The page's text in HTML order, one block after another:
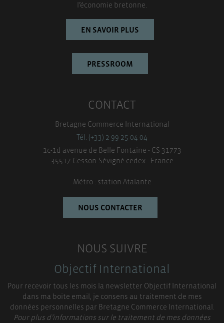
l’économie bretonne.
EN SAVOIR PLUS
PRESSROOM
CONTACT
Bretagne Commerce International
Tél. (+33) 2 99 25 04 04
1c-1d avenue de Belle Fontaine - CS 31773
35517 Cesson-Sévigné cedex - France
Métro : station Atalante
NOUS CONTACTER
NOUS SUIVRE
Objectif International
Pour recevoir tous les mois la newsletter Objectif International
dans ma boite email, je consens au traitement de mes
données personnelles par Bretagne Commerce International.
Pour plus d’informations sur le traitement de mes données
TOUT ACCEPTER